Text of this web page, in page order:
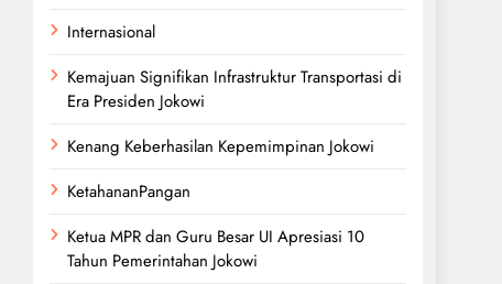
Internasional
Kemajuan Signifikan Infrastruktur Transportasi di
Era Presiden Jokowi
Kenang Keberhasilan Kepemimpinan Jokowi
KetahananPangan
Ketua MPR dan Guru Besar UI Apresiasi 10
Tahun Pemerintahan Jokowi